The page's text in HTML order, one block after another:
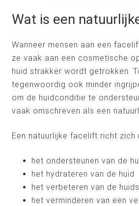
Wat is een
Wanneer mensen aan een
ze vaak aan een cosmetische
huid strakker wordt getrokken.
tegenwoordig ook minder
om de huidconditie te
vaak omschreven als een
Een natuurlijke facelift richt zich
het ondersteunen van de
het hydrateren van de huid
het verbeteren van de
het verminderen van een